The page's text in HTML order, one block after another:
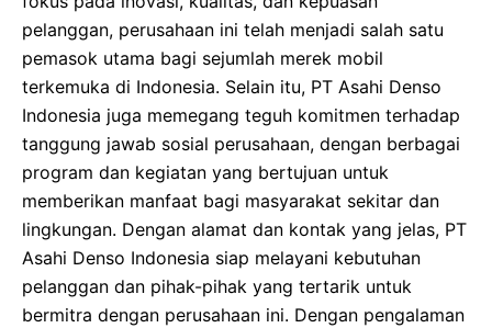
pelanggan, perusahaan ini telah menjadi salah satu
pemasok utama bagi sejumlah merek mobil
terkemuka di Indonesia. Selain itu, PT Asahi Denso
Indonesia juga memegang teguh komitmen terhadap
tanggung jawab sosial perusahaan, dengan berbagai
program dan kegiatan yang bertujuan untuk
memberikan manfaat bagi masyarakat sekitar dan
lingkungan. Dengan alamat dan kontak yang jelas, PT
Asahi Denso Indonesia siap melayani kebutuhan
pelanggan dan pihak-pihak yang tertarik untuk
bermitra dengan perusahaan ini. Dengan pengalaman